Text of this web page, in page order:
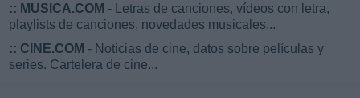
:: MUSICA.COM - Letras de canciones, vídeos con letra,
playlists de canciones, novedades musicales...
:: CINE.COM - Noticias de cine, datos sobre películas y
series. Cartelera de cine...